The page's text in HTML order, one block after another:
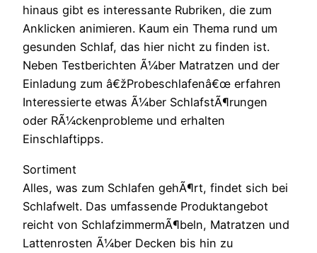
hinaus gibt es interessante Rubriken, die zum
Anklicken animieren. Kaum ein Thema rund um
gesunden Schlaf, das hier nicht zu finden ist.
Neben Testberichten Ã¼ber Matratzen und der
Einladung zum â€žProbeschlafenâ€œ erfahren
Interessierte etwas Ã¼ber SchlafstÃ¶rungen
oder RÃ¼ckenprobleme und erhalten
Einschlaftipps.
Sortiment
Alles, was zum Schlafen gehÃ¶rt, findet sich bei
Schlafwelt. Das umfassende Produktangebot
reicht von SchlafzimmermÃ¶beln, Matratzen und
Lattenrosten Ã¼ber Decken bis hin zu